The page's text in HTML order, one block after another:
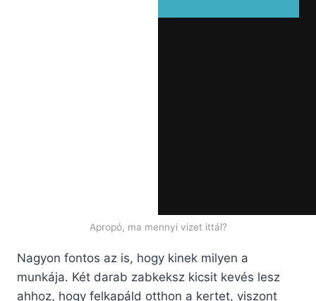
Apropó, ma mennyi vizet ittál?
Nagyon fontos az is, hogy kinek milyen a
munkája. Két darab zabkeksz kicsit kevés lesz
ahhoz, hogy felkapáld otthon a kertet, viszont